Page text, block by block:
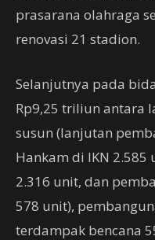
prasarana olahraga
renovasi 21 stadion.
Selanjutnya pada
Rp9,25 triliun antara
susun (lanjutan
Hankam di IKN 2.585
2.316 unit, dan
578 unit),
terdampak bencana